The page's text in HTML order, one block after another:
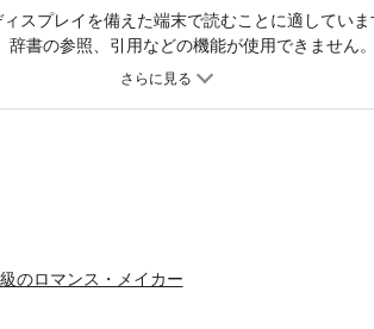
スプレイを備えた端末で読むことに適してい
書の参照、引用などの機能が使用できません
月今日子展」開催の北九州市漫画ミュージアム
ック。作者お気に入りの短編マンガも2編収録
支えたご家族にも取材！特別寄稿：おおやち
現在までキョロコ先生〈初期名作〉総まくり
賀俊正さんにお聞きした"製作の舞台裏"のこ
」北九州市漫画ミュージアム田中時彦館長イ
のロマンス・メイカー